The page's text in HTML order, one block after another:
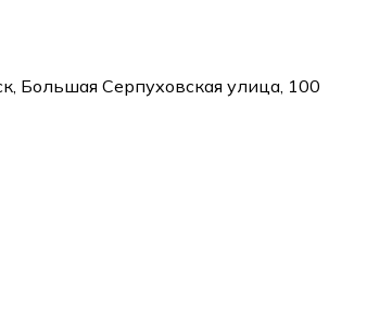
Большая Серпуховская улица, 100